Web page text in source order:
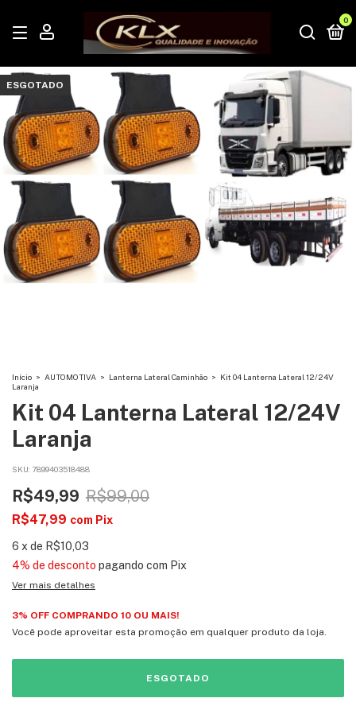
0
ESGOTADO
Início > AUTOMOTIVA > Lanterna Lateral Caminhão > Kit 04 Lanterna Lateral 12/24V
Laranja
Kit 04 Lanterna Lateral 12/24V
Laranja
SKU: 7899403518488
R$49,99 R$99,00
R$47,99 com Pix
6 x de R$10,03
4% de desconto pagando com Pix
Ver mais detalhes
3% OFF COMPRANDO 10 OU MAIS!
Você pode aproveitar esta promoção em qualquer produto da loja.